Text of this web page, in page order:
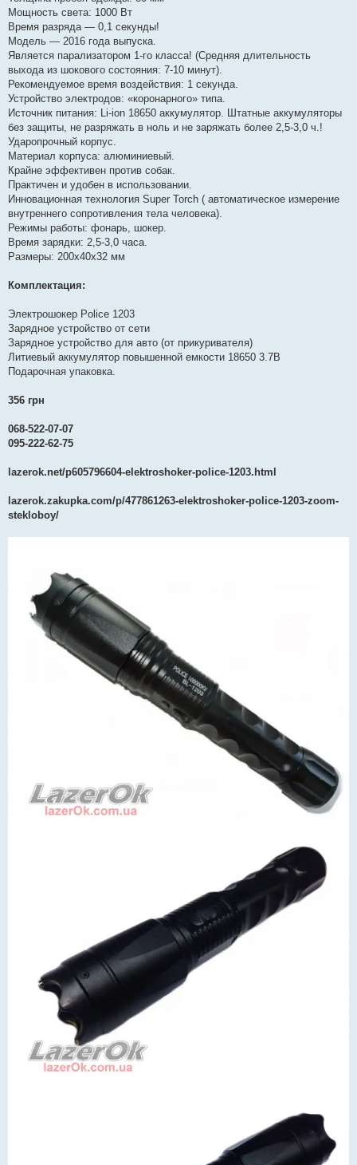
Мощность света: 1000 Вт
Время разряда ― 0,1 секунды!
Модель ― 2016 года выпуска.
Является парализатором 1-го класса! (Средняя длительность
выхода из шокового состояния: 7-10 минут).
Рекомендуемое время воздействия: 1 секунда.
Устройство электродов: «коронарного» типа.
Источник питания: Li-ion 18650 аккумулятор. Штатные аккумуляторы
без защиты, не разряжать в ноль и не заряжать более 2,5-3,0 ч.!
Ударопрочный корпус.
Материал корпуса: алюминиевый.
Крайне эффективен против собак.
Практичен и удобен в использовании.
Инновационная технология Super Torch ( автоматическое измерение
внутреннего сопротивления тела человека).
Режимы работы: фонарь, шокер.
Время зарядки: 2,5-3,0 часа.
Размеры: 200х40х32 мм
Комплектация:
Электрошокер Police 1203
Зарядное устройство от сети
Зарядное устройство для авто (от прикуривателя)
Литиевый аккумулятор повышенной емкости 18650 3.7В
Подарочная упаковка.
356 грн
068-522-07-07
095-222-62-75
lazerok.net/p605796604-elektroshoker-police-1203.html
lazerok.zakupka.com/p/477861263-elektroshoker-police-1203-zoom-
stekloboy/